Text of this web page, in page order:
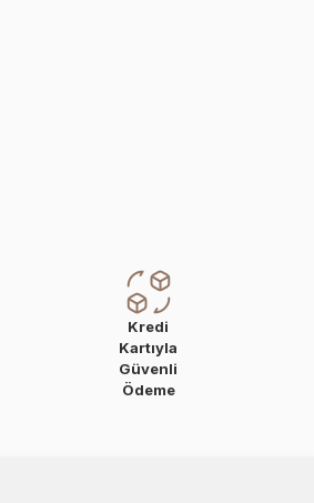
Kredi
Kartıyla
Güvenli
Ödeme